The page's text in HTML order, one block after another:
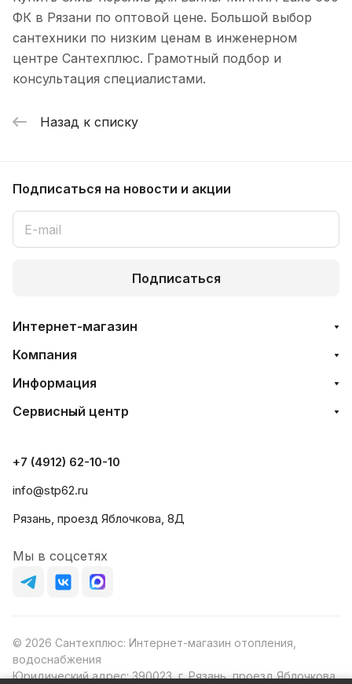
ФК в Рязани по оптовой цене. Большой выбор
сантехники по низким ценам в инженерном
центре Сантехплюс. Грамотный подбор и
консультация специалистами.
Назад к списку
Подписаться на новости и акции
Подписаться
Интернет-магазин
Компания
Информация
Сервисный центр
+7 (4912) 62-10-10
info@stp62.ru
Рязань, проезд Яблочкова, 8Д
Мы в соцсетях
© 2026 Сантехплюс: Интернет-магазин отопления,
водоснабжения
Юридический адрес: 390023, г. Рязань, проезд Яблочкова,